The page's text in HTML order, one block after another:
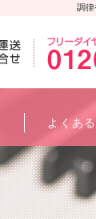
調律
よくあ